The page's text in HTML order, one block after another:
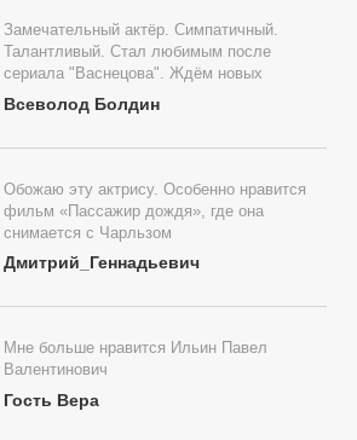
Замечательный актёр. Симпатичный.
Талантливый. Стал любимым после
сериала "Васнецова". Ждём новых
Всеволод Болдин
Обожаю эту актрису. Особенно нравится
фильм «Пассажир дождя», где она
снимается с Чарльзом
Дмитрий_Геннадьевич
Мне больше нравится Ильин Павел
Валентинович
Гость Вера